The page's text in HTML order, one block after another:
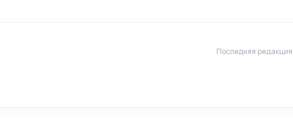
Последняя